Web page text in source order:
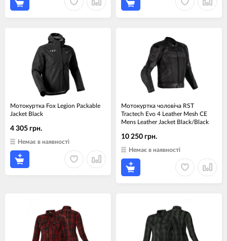
Мотокуртка Fox Legion Packable
Jacket Black
4 305 грн.
Немає в наявності
Мотокуртка чоловіча RST
Tractech Evo 4 Leather Mesh CE
Mens Leather Jacket Black/Black
10 250 грн.
Немає в наявності